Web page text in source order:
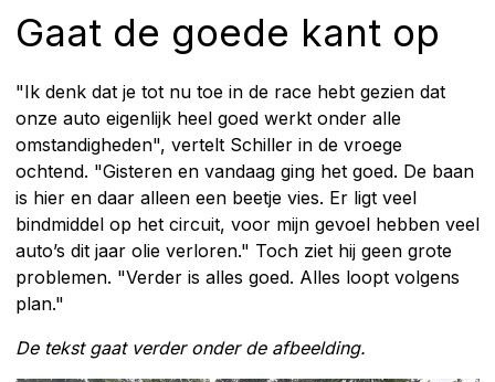
Gaat de goede kant op
"Ik denk dat je tot nu toe in de race hebt gezien dat
onze auto eigenlijk heel goed werkt onder alle
omstandigheden", vertelt Schiller in de vroege
ochtend. "Gisteren en vandaag ging het goed. De baan
is hier en daar alleen een beetje vies. Er ligt veel
bindmiddel op het circuit, voor mijn gevoel hebben veel
auto’s dit jaar olie verloren." Toch ziet hij geen grote
problemen. "Verder is alles goed. Alles loopt volgens
plan."
De tekst gaat verder onder de afbeelding.